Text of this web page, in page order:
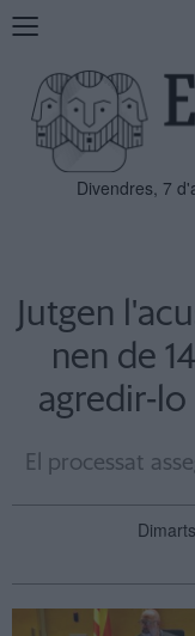
Mostra
navegació
Divendres, 7
Jutgen
nen de
agredir-
El processat